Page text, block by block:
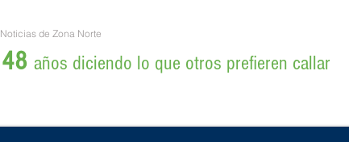
Noticias de Zona Norte
48 años diciendo lo que otros prefieren callar